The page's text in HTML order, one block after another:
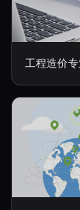
工程造价